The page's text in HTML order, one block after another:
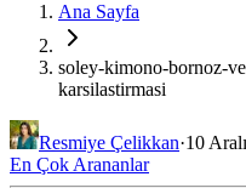
Ana Sayfa
soley-kimono-bornoz-
karsilastirmasi
Resmiye Çelikkan·10
En Çok Arananlar